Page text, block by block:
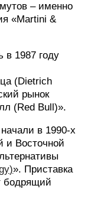
– именно
«Martini &
в 1987 году
(Dietrich
рынок
(Red Bull)».
в 1990-х
и Восточной
». Приставка
бодрящий